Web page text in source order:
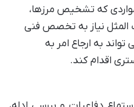
که تشخیص مرزها،
نیاز به تخصص فنی
به ارجاع امر به
اقدام کند.